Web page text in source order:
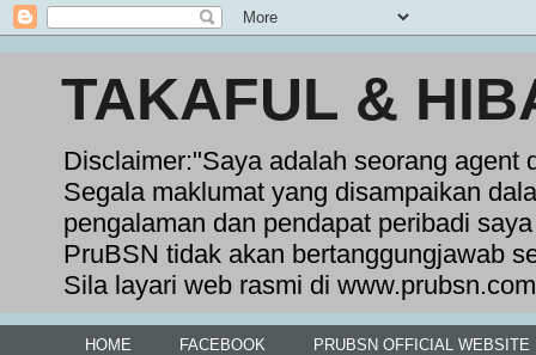
TAKAFUL &
Disclaimer:"Saya adalah seorang agent
Segala maklumat yang disampaikan
pengalaman dan pendapat peribadi
PruBSN tidak akan bertanggungjawab
Sila layari web rasmi di
HOME FACEBOOK PRUBSN OFFICIAL WEBSITE